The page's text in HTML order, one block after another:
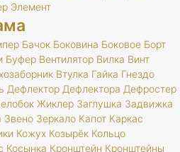
Элемент
Бачок Боковина Боковое Борт
Буфер Вентилятор Вилка Винт
Втулка Гайка Гнездо
Дефлектор Дефлектора Дефростер
Жиклер Заглушка Задвижка
Звено Зеркало Капот Каркас
Кожух Козырёк Кольцо
Косынка Кронштейн Кронштейны